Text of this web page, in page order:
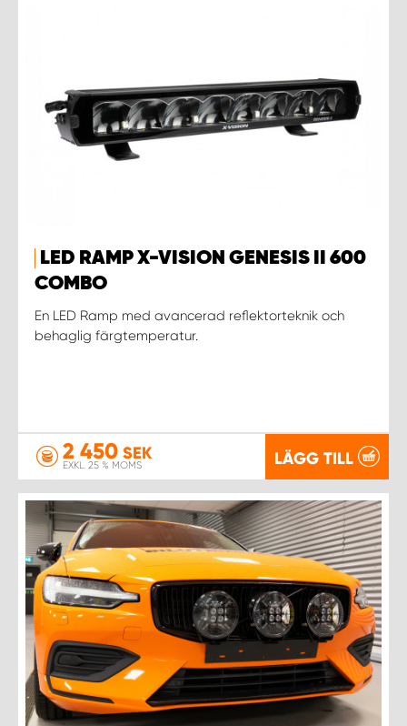
LED RAMP X-VISION GENESIS II 600
COMBO
En LED Ramp med avancerad reflektorteknik och
behaglig färgtemperatur.
2 450 SEK
EXKL. 25 % MOMS LÄGG TILL